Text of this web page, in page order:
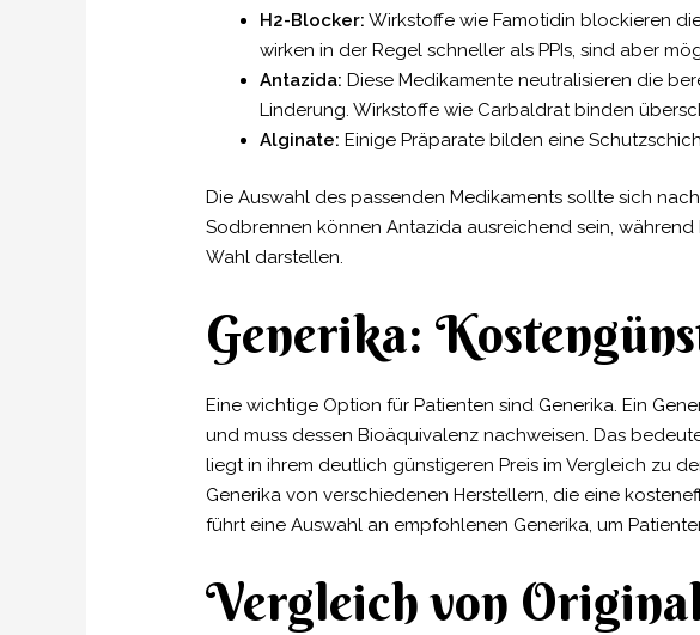
H2-Blocker: Wirkstoffe wie Famotidin blockieren
wirken in der Regel schneller als PPIs, sind aber
Antazida: Diese Medikamente neutralisieren die
Linderung. Wirkstoffe wie Carbaldrat binden
Alginate: Einige Präparate bilden eine
Die Auswahl des passenden Medikaments sollte sich
Sodbrennen können Antazida ausreichend sein,
Wahl darstellen.
Generika:
Eine wichtige Option für Patienten sind Generika. Ein
und muss dessen Bioäquivalenz nachweisen. Das
liegt in ihrem deutlich günstigeren Preis im Vergleich zu
Generika von verschiedenen Herstellern, die eine
führt eine Auswahl an empfohlenen Generika, um
Vergleich von